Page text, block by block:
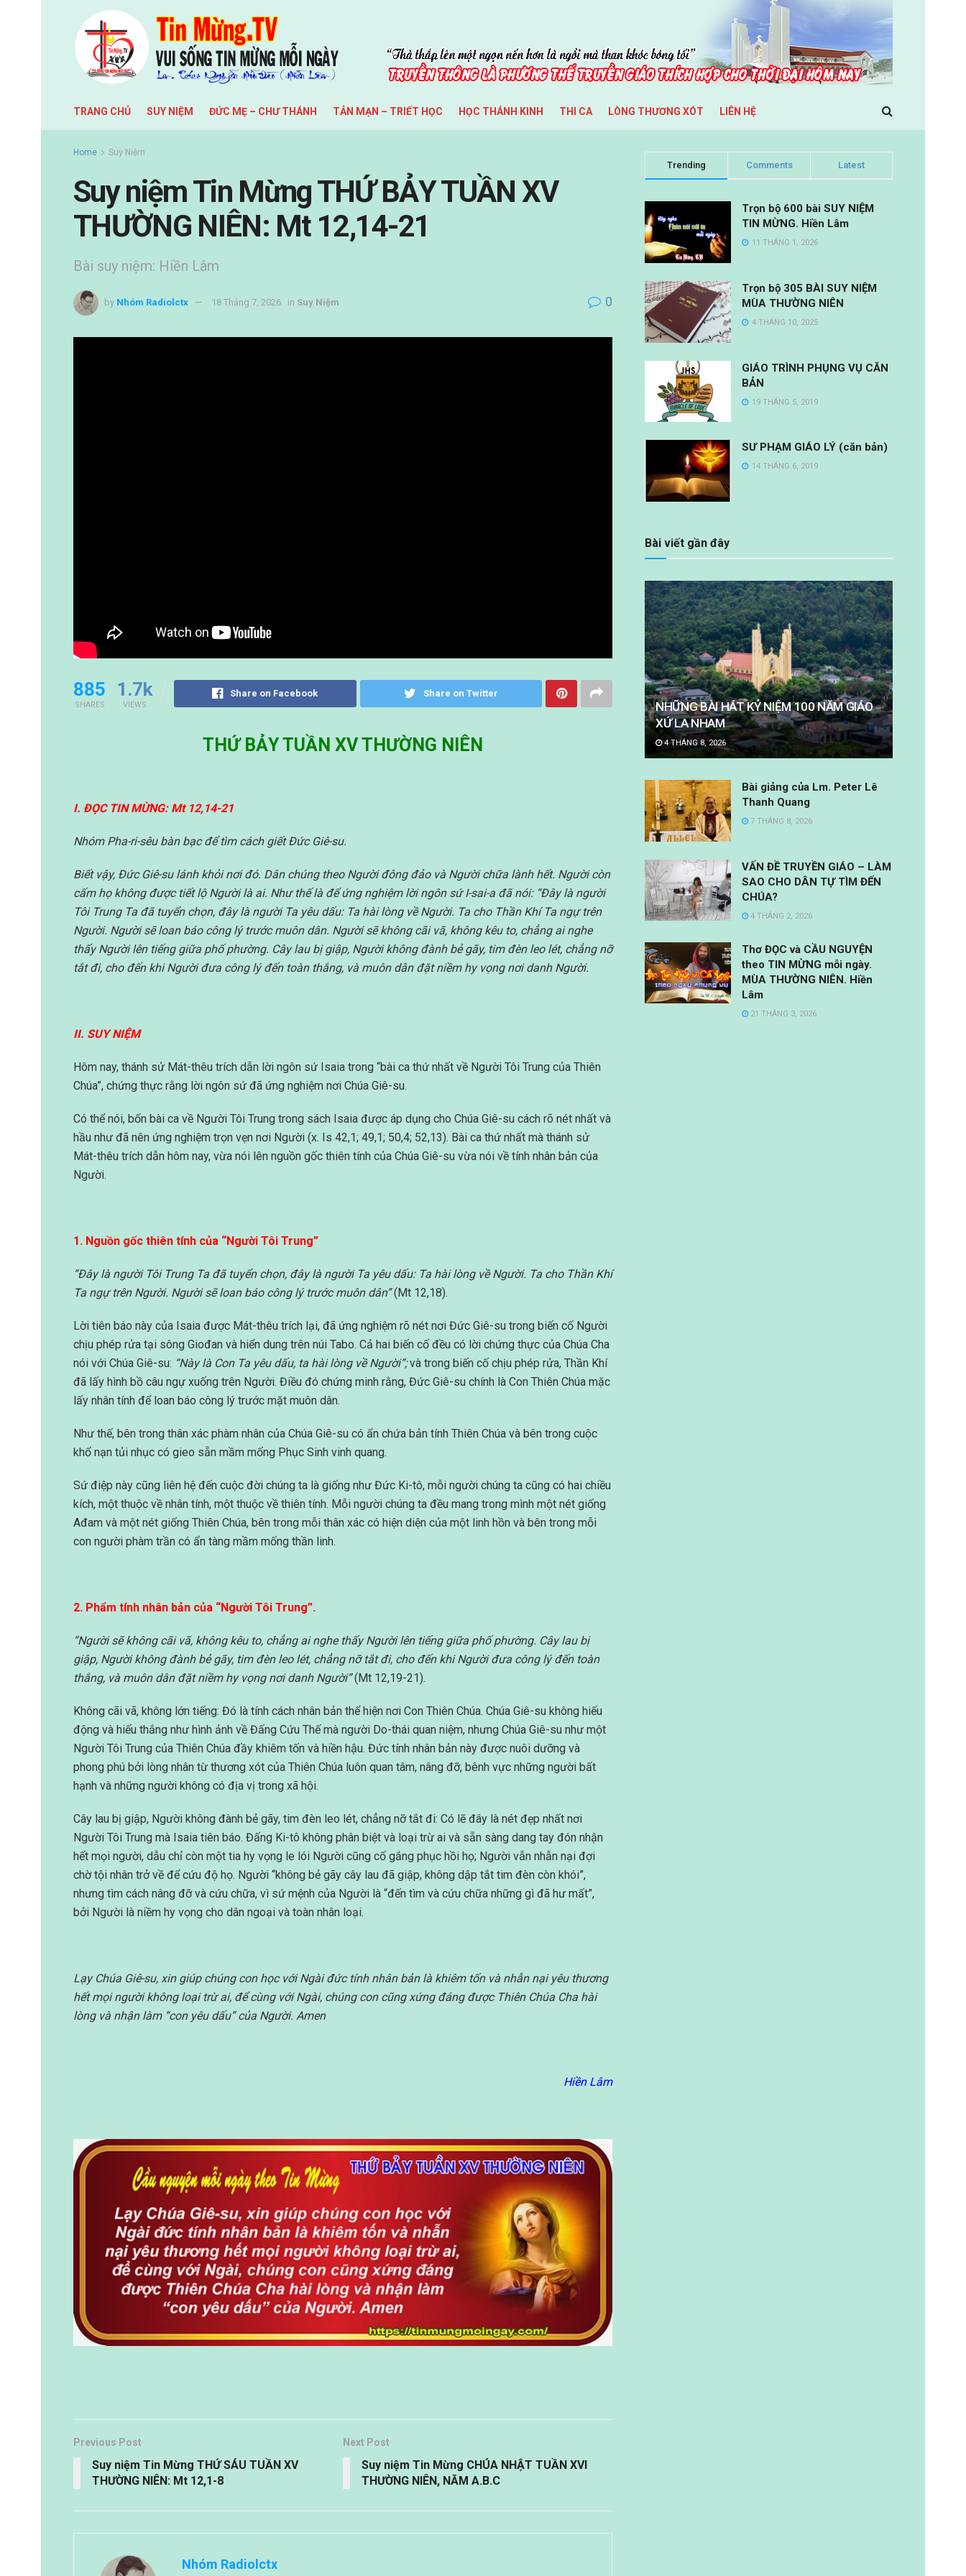
TRANG CHỦ SUY NIỆM ĐỨC MẸ – CHƯ THÁNH TẢN MẠN – TRIẾT HỌC HỌC THÁNH KINH THI CA LÒNG THƯƠNG XÓT LIÊN HỆ
Home Suy Niệm
Suy niệm Tin Mừng THỨ BẢY TUẦN XV
THƯỜNG NIÊN: Mt 12,14-21
Bài suy niệm: Hiền Lâm
by Nhóm Radiolctx 18 Tháng 7, 2026 in Suy Niệm 0
885
SHARES
1.7k
VIEWS
Share on Facebook Share on Twitter
THỨ BẢY TUẦN XV THƯỜNG NIÊN
I. ĐỌC TIN MỪNG: Mt 12,14-21
Nhóm Pha-ri-sêu bàn bạc để tìm cách giết Đức Giê-su.
Biết vậy, Đức Giê-su lánh khỏi nơi đó. Dân chúng theo Người đông đảo và Người chữa lành hết. Người còn
cấm họ không được tiết lộ Người là ai. Như thế là để ứng nghiệm lời ngôn sứ I-sai-a đã nói: “Đây là người
Tôi Trung Ta đã tuyển chọn, đây là người Ta yêu dấu: Ta hài lòng về Người. Ta cho Thần Khí Ta ngự trên
Người. Người sẽ loan báo công lý trước muôn dân. Người sẽ không cãi vã, không kêu to, chẳng ai nghe
thấy Người lên tiếng giữa phố phường. Cây lau bị giập, Người không đành bẻ gãy, tim đèn leo lét, chẳng nỡ
tắt đi, cho đến khi Người đưa công lý đến toàn thắng, và muôn dân đặt niềm hy vọng nơi danh Người.
II. SUY NIỆM
Hôm nay, thánh sử Mát-thêu trích dẫn lời ngôn sứ Isaia trong “bài ca thứ nhất về Người Tôi Trung của Thiên
Chúa”, chứng thực rằng lời ngôn sứ đã ứng nghiệm nơi Chúa Giê-su.
Có thể nói, bốn bài ca về Người Tôi Trung trong sách Isaia được áp dụng cho Chúa Giê-su cách rõ nét nhất và
hầu như đã nên ứng nghiệm trọn vẹn nơi Người (x. Is 42,1; 49,1; 50,4; 52,13). Bài ca thứ nhất mà thánh sử
Mát-thêu trích dẫn hôm nay, vừa nói lên nguồn gốc thiên tính của Chúa Giê-su vừa nói về tính nhân bản của
Người.
1. Nguồn gốc thiên tính của “Người Tôi Trung”
“Đây là người Tôi Trung Ta đã tuyển chọn, đây là người Ta yêu dấu: Ta hài lòng về Người. Ta cho Thần Khí
Ta ngự trên Người. Người sẽ loan báo công lý trước muôn dân”(Mt 12,18).
Lời tiên báo này của Isaia được Mát-thêu trích lại, đã ứng nghiệm rõ nét nơi Đức Giê-su trong biến cố Người
chịu phép rửa tại sông Giođan và hiển dung trên núi Tabo. Cả hai biến cố đều có lời chứng thực của Chúa Cha
nói với Chúa Giê-su: “Này là Con Ta yêu dấu, ta hài lòng về Người”;và trong biến cố chịu phép rửa, Thần Khí
đã lấy hình bồ câu ngự xuống trên Người. Điều đó chứng minh rằng, Đức Giê-su chính là Con Thiên Chúa mặc
lấy nhân tính để loan báo công lý trước mặt muôn dân.
Như thế, bên trong thân xác phàm nhân của Chúa Giê-su có ẩn chứa bản tính Thiên Chúa và bên trong cuộc
khổ nạn tủi nhục có gieo sẵn mầm mống Phục Sinh vinh quang.
Sứ điệp này cũng liên hệ đến cuộc đời chúng ta là giống như Đức Ki-tô, mỗi người chúng ta cũng có hai chiều
kích, một thuộc về nhân tính, một thuộc về thiên tính. Mỗi người chúng ta đều mang trong mình một nét giống
Ađam và một nét giống Thiên Chúa, bên trong mỗi thân xác có hiện diện của một linh hồn và bên trong mỗi
con người phàm trần có ẩn tàng mầm mống thần linh.
2. Phẩm tính nhân bản của “Người Tôi Trung”.
“Người sẽ không cãi vã, không kêu to, chẳng ai nghe thấy Người lên tiếng giữa phố phường. Cây lau bị
giập, Người không đành bẻ gãy, tim đèn leo lét, chẳng nỡ tắt đi, cho đến khi Người đưa công lý đến toàn
thắng, và muôn dân đặt niềm hy vọng nơi danh Người”(Mt 12,19-21).
Không cãi vã, không lớn tiếng: Đó là tính cách nhân bản thể hiện nơi Con Thiên Chúa. Chúa Giê-su không hiếu
động và hiếu thắng như hình ảnh về Đấng Cứu Thế mà người Do-thái quan niệm, nhưng Chúa Giê-su như một
Người Tôi Trung của Thiên Chúa đầy khiêm tốn và hiền hậu. Đức tính nhân bản này được nuôi dưỡng và
phong phú bởi lòng nhân từ thương xót của Thiên Chúa luôn quan tâm, nâng đỡ, bênh vực những người bất
hạnh và những người không có địa vị trong xã hội.
Cây lau bị giập, Người không đành bẻ gãy, tim đèn leo lét, chẳng nỡ tắt đi: Có lẽ đây là nét đẹp nhất nơi
Người Tôi Trung mà Isaia tiên báo. Đấng Ki-tô không phân biệt và loại trừ ai và sẵn sàng dang tay đón nhận
hết mọi người, dẫu chỉ còn một tia hy vọng le lói Người cũng cố gắng phục hồi họ; Người vẫn nhẫn nại đợi
chờ tội nhân trở về để cứu độ họ. Người “không bẻ gãy cây lau đã giập, không dập tắt tim đèn còn khói”,
nhưng tìm cách nâng đỡ và cứu chữa, vì sứ mệnh của Người là “đến tìm và cứu chữa những gì đã hư mất”,
bởi Người là niềm hy vọng cho dân ngoại và toàn nhân loại.
Lạy Chúa Giê-su, xin giúp chúng con học với Ngài đức tính nhân bản là khiêm tốn và nhẫn nại yêu thương
hết mọi người không loại trừ ai, để cùng với Ngài, chúng con cũng xứng đáng được Thiên Chúa Cha hài
lòng và nhận làm “con yêu dấu” của Người. Amen
Hiền Lâm
Previous Post
Suy niệm Tin Mừng THỨ SÁU TUẦN XV
THƯỜNG NIÊN: Mt 12,1-8
Next Post
Suy niệm Tin Mừng CHÚA NHẬT TUẦN XVI
THƯỜNG NIÊN, NĂM A.B.C
Nhóm Radiolctx
Trending Comments Latest
Trọn bộ 600 bài SUY NIỆM
TIN MỪNG. Hiền Lâm
11 THÁNG 1, 2026
Trọn bộ 305 BÀI SUY NIỆM
MÙA THƯỜNG NIÊN
4 THÁNG 10, 2025
GIÁO TRÌNH PHỤNG VỤ CĂN
BẢN
19 THÁNG 5, 2019
SƯ PHẠM GIÁO LÝ (căn bản)
14 THÁNG 6, 2019
Bài viết gần đây
NHỮNG BÀI HÁT KỶ NIỆM 100 NĂM GIÁO
XỨ LA NHAM
4 THÁNG 8, 2026
Bài giảng của Lm. Peter Lê
Thanh Quang
7 THÁNG 8, 2026
VẤN ĐỀ TRUYỀN GIÁO – LÀM
SAO CHO DÂN TỰ TÌM ĐẾN
CHÚA?
4 THÁNG 2, 2026
Thơ ĐỌC và CẦU NGUYỆN
theo TIN MỪNG mỗi ngày.
MÙA THƯỜNG NIÊN. Hiền
Lâm
21 THÁNG 3, 2026